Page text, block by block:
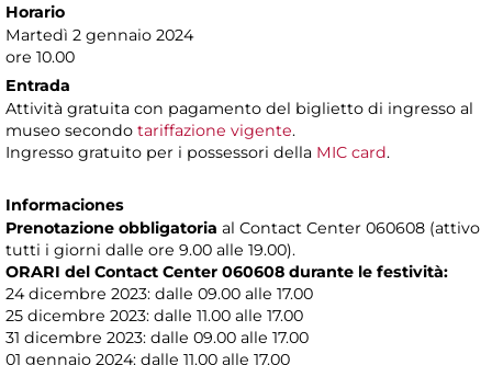
Horario
Martedì 2 gennaio 2024
ore 10.00
Entrada
Attività gratuita con pagamento del biglietto di ingresso al
museo secondo tariffazione vigente.
Ingresso gratuito per i possessori della MIC card.
Informaciones
Prenotazione obbligatoria al Contact Center 060608 (attivo
tutti i giorni dalle ore 9.00 alle 19.00).
ORARI del Contact Center 060608 durante le festività:
24 dicembre 2023: dalle 09.00 alle 17.00
25 dicembre 2023: dalle 11.00 alle 17.00
31 dicembre 2023: dalle 09.00 alle 17.00
01 gennaio 2024: dalle 11.00 alle 17.00